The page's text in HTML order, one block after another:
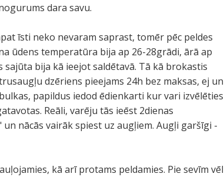
dara savu.
īsti neko nevaram saprast, tomēr pēc peldes
ūdens temperatūra bija ap 26-28grādi, ārā ap
bija kā ieejot saldētavā. Tā kā brokastis
dzēriens pieejams 24h bez maksas, ej un
papildus iedod ēdienkarti kur vari izvēlēties
Reāli, varēju tās ieēst 2dienas
nācās vairāk spiest uz augļiem. Augļi garšīgi -
kā arī protams peldamies. Pie sevīm vēl